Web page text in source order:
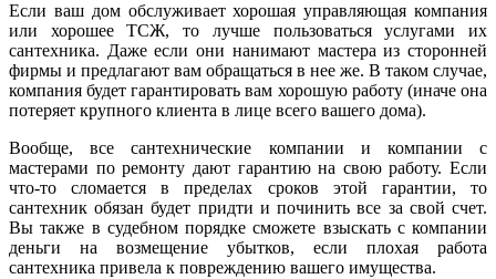
Если ваш дом обслуживает хорошая управляющая компания
или хорошее ТСЖ, то лучше пользоваться услугами их
сантехника. Даже если они нанимают мастера из сторонней
фирмы и предлагают вам обращаться в нее же. В таком случае,
компания будет гарантировать вам хорошую работу (иначе она
потеряет крупного клиента в лице всего вашего дома).
Вообще, все сантехнические компании и компании с
мастерами по ремонту дают гарантию на свою работу. Если
что-то сломается в пределах сроков этой гарантии, то
сантехник обязан будет придти и починить все за свой счет.
Вы также в судебном порядке сможете взыскать с компании
деньги на возмещение убытков, если плохая работа
сантехника привела к повреждению вашего имущества.